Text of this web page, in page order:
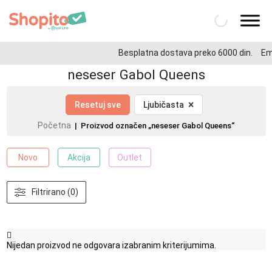
Besplatna dostava preko 6000 din.
neseser Gabol Queens
Resetuj sve Ljubičasta ×
Početna | Proizvod označen „neseser Gabol Queens“
Novo Akcija Outlet
Filtrirano (0)
Nijedan proizvod ne odgovara izabranim kriterijumima.